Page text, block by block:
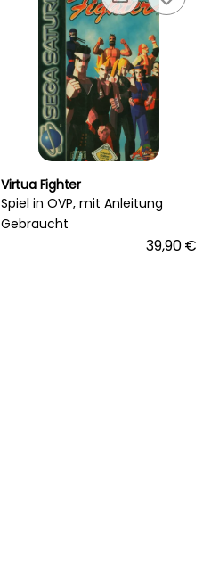
Virtua Fighter
Spiel in OVP, mit Anleitung
Gebraucht
39,90 €